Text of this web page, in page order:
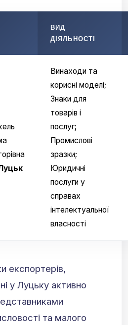
ВИД
ДІЯЛЬНОСТІ
Винаходи та
корисні моделі;
Знаки для
товарів і
послуг;
Промислові
зразки;
Юридичні
послуги у
справах
інтелектуальної
власності
експортерів,
у Луцьку активно
та малого